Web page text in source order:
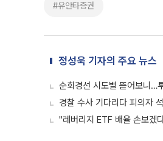
#유안타증권
정성욱 기자의 주요 뉴스
순회경선 시도별 뜯어보니…
경찰 수사 기다리다 피의자
"레버리지 ETF 배율 손보겠